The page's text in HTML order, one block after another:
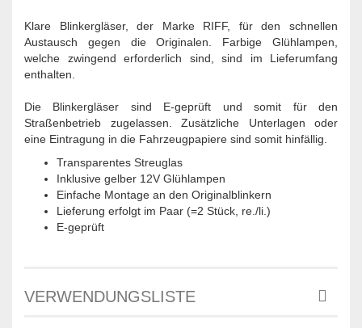
Klare Blinkergläser, der Marke RIFF, für den schnellen
Austausch gegen die Originalen. Farbige Glühlampen,
welche zwingend erforderlich sind, sind im Lieferumfang
enthalten.
Die Blinkergläser sind E-geprüft und somit für den
Straßenbetrieb zugelassen. Zusätzliche Unterlagen oder
eine Eintragung in die Fahrzeugpapiere sind somit hinfällig.
Transparentes Streuglas
Inklusive gelber 12V Glühlampen
Einfache Montage an den Originalblinkern
Lieferung erfolgt im Paar (=2 Stück, re./li.)
E-geprüft
VERWENDUNGSLISTE